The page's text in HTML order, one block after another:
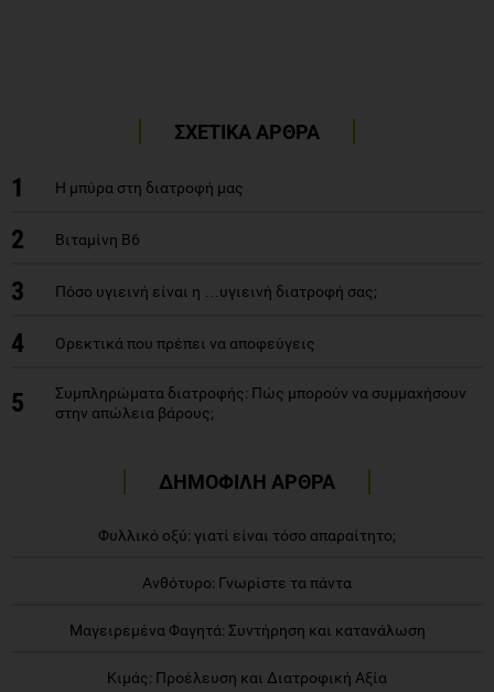
ΣΧΕΤΙΚΑ ΑΡΘΡΑ
1 Η μπύρα στη διατροφή μας
2 Βιταμίνη Β6
3 Πόσο υγιεινή είναι η …υγιεινή διατροφή σας;
4 Ορεκτικά που πρέπει να αποφεύγεις
5
Συμπληρώματα διατροφής: Πώς μπορούν να συμμαχήσουν
στην απώλεια βάρους;
ΔΗΜΟΦΙΛΗ ΑΡΘΡΑ
Φυλλικό οξύ: γιατί είναι τόσο απαραίτητο;
Ανθότυρο: Γνωρίστε τα πάντα
Μαγειρεμένα Φαγητά: Συντήρηση και κατανάλωση
Κιμάς: Προέλευση και Διατροφική Αξία